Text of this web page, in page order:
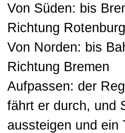
Von Süden: bis
Richtung
Von Norden: bis
Richtung Bremen
Aufpassen: der
fährt er durch, und
aussteigen und ein